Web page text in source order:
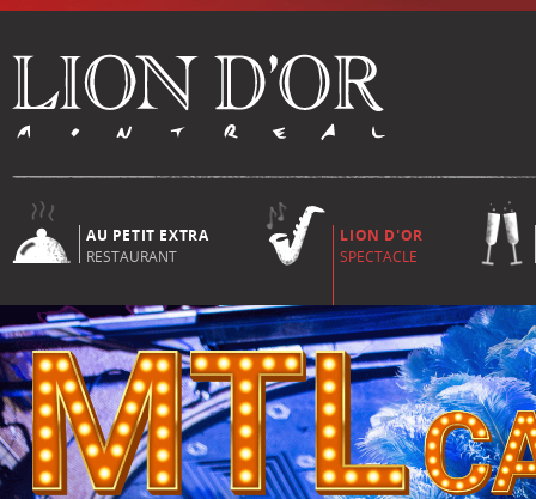
AU PETIT EXTRA
RESTAURANT
LION D'OR
SPECTACLE